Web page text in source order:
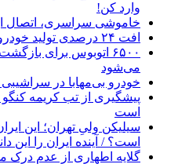
وارد کن!
خاموشی سراسری، اتصال
افت ۲۴ درصدی تولید خودرو در کشور
۶۵۰۰ اتوبوس برای
می‌شود
خودرو بی‌مهابا در
پیشگیری از تب کریمه
است
است؟ / آینده ایران را این
گلایه اطهاری از عدم درک